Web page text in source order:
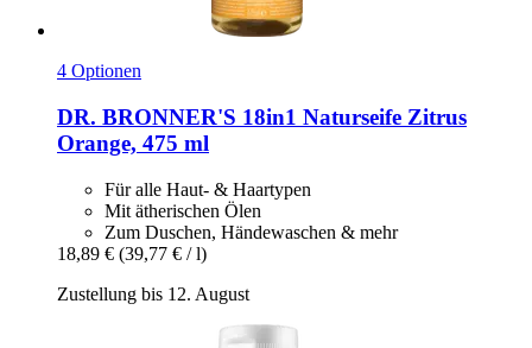
4 Optionen
DR. BRONNER'S 18in1 Naturseife Zitrus
Orange, 475 ml
Für alle Haut- & Haartypen
Mit ätherischen Ölen
Zum Duschen, Händewaschen & mehr
18,89 € (39,77 € / l)
Zustellung bis 12. August